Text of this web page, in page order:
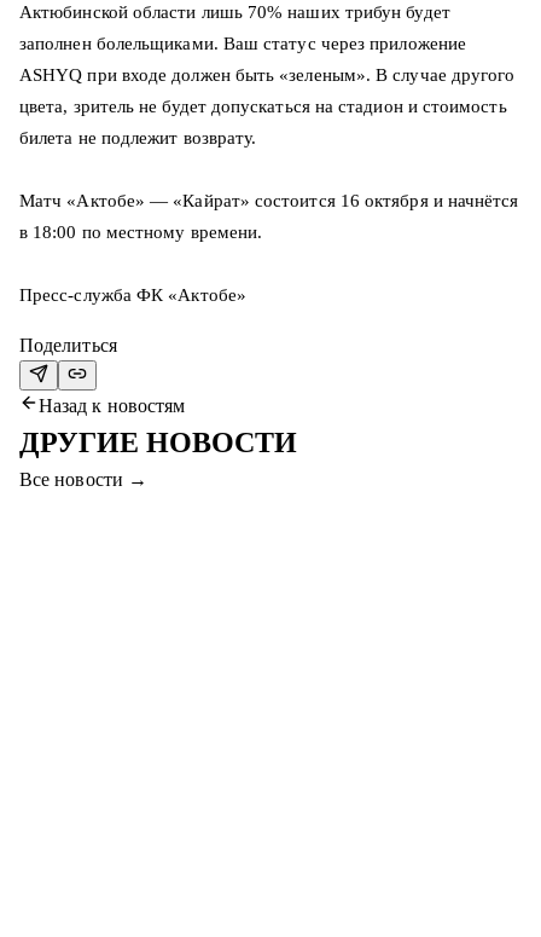
Актюбинской области лишь 70% наших трибун будет
заполнен болельщиками. Ваш статус через приложение
ASHYQ при входе должен быть «зеленым». В случае другого
цвета, зритель не будет допускаться на стадион и стоимость
билета не подлежит возврату.
Матч «Актобе» — «Кайрат» состоится 16 октября и начнётся
в 18:00 по местному времени.
Пресс-служба ФК «Актобе»
Поделиться
Назад к новостям
ДРУГИЕ НОВОСТИ
Все новости →